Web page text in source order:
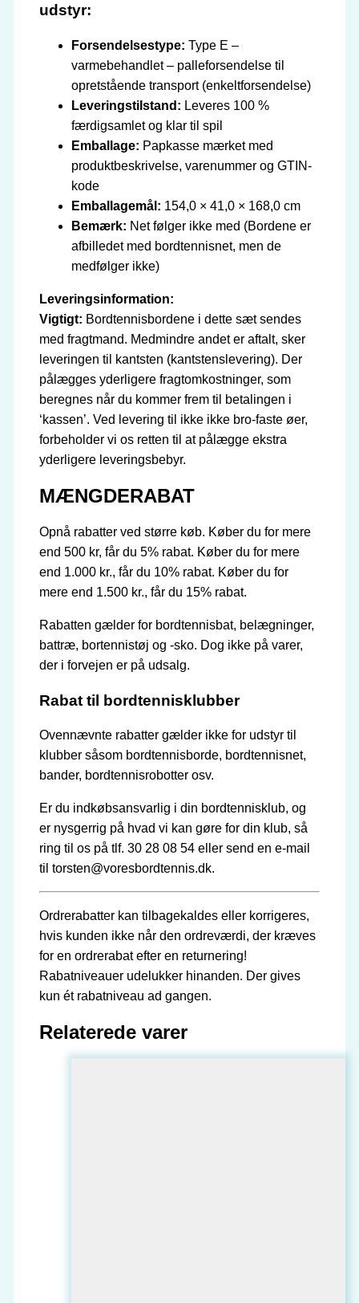
udstyr:
Forsendelsestype: Type E –
varmebehandlet – palleforsendelse til
opretstående transport (enkeltforsendelse)
Leveringstilstand: Leveres 100 %
færdigsamlet og klar til spil
Emballage: Papkasse mærket med
produktbeskrivelse, varenummer og GTIN-
kode
Emballagemål: 154,0 × 41,0 × 168,0 cm
Bemærk: Net følger ikke med (Bordene er
afbilledet med bordtennisnet, men de
medfølger ikke)
Leveringsinformation:
Vigtigt: Bordtennisbordene i dette sæt sendes
med fragtmand. Medmindre andet er aftalt, sker
leveringen til kantsten (kantstenslevering). Der
pålægges yderligere fragtomkostninger, som
beregnes når du kommer frem til betalingen i
‘kassen’. Ved levering til ikke ikke bro-faste øer,
forbeholder vi os retten til at pålægge ekstra
yderligere leveringsbebyr.
MÆNGDERABAT
Opnå rabatter ved større køb. Køber du for mere
end 500 kr, får du 5% rabat. Køber du for mere
end 1.000 kr., får du 10% rabat. Køber du for
mere end 1.500 kr., får du 15% rabat.
Rabatten gælder for bordtennisbat, belægninger,
battræ, bortennistøj og -sko. Dog ikke på varer,
der i forvejen er på udsalg.
Rabat til bordtennisklubber
Ovennævnte rabatter gælder ikke for udstyr til
klubber såsom bordtennisborde, bordtennisnet,
bander, bordtennisrobotter osv.
Er du indkøbsansvarlig i din bordtennisklub, og
er nysgerrig på hvad vi kan gøre for din klub, så
ring til os på tlf. 30 28 08 54 eller send en e-mail
til torsten@voresbordtennis.dk.
Ordrerabatter kan tilbagekaldes eller korrigeres,
hvis kunden ikke når den ordreværdi, der kræves
for en ordrerabat efter en returnering!
Rabatniveauer udelukker hinanden. Der gives
kun ét rabatniveau ad gangen.
Relaterede varer